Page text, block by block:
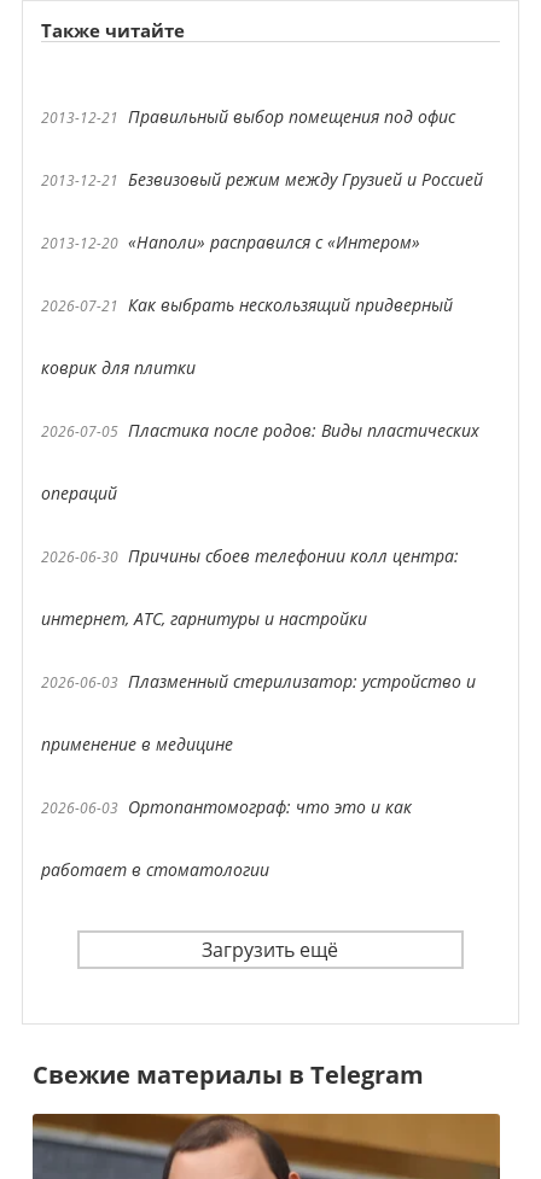
Также читайте
2013-12-21 Правильный выбор помещения под офис
2013-12-21 Безвизовый режим между Грузией и Россией
2013-12-20 «Наполи» расправился с «Интером»
2026-07-21 Как выбрать нескользящий придверный
коврик для плитки
2026-07-05 Пластика после родов: Виды пластических
операций
2026-06-30 Причины сбоев телефонии колл центра:
интернет, АТС, гарнитуры и настройки
2026-06-03 Плазменный стерилизатор: устройство и
применение в медицине
2026-06-03 Ортопантомограф: что это и как
работает в стоматологии
Загрузить ещё
Свежие материалы в Telegram